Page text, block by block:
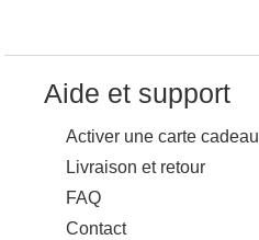
Aide et support
Activer une carte cadeau
Livraison et retour
FAQ
Contact